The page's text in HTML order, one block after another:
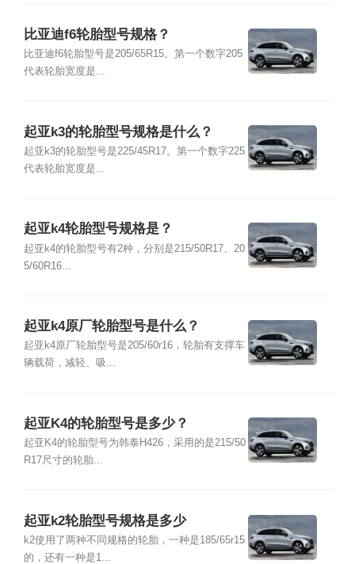
比亚迪f6轮胎型号规格？
比亚迪f6轮胎型号是205/65R15。第一个数字205
代表轮胎宽度是...
起亚k3的轮胎型号规格是什么？
起亚k3的轮胎型号是225/45R17。第一个数字225
代表轮胎宽度是...
起亚k4轮胎型号规格是？
起亚k4的轮胎型号有2种，分别是215/50R17、20
5/60R16...
起亚k4原厂轮胎型号是什么？
起亚k4原厂轮胎型号是205/60r16，轮胎有支撑车
辆载荷，减轻、吸...
起亚K4的轮胎型号是多少？
起亚K4的轮胎型号为韩泰H426，采用的是215/50
R17尺寸的轮胎...
起亚k2轮胎型号规格是多少
k2使用了两种不同规格的轮胎，一种是185/65r15
的，还有一种是1...